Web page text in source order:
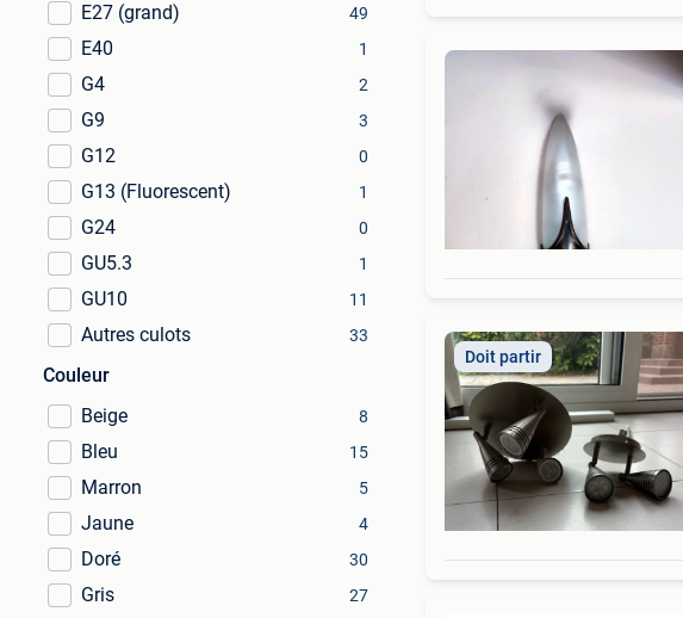
E27 (grand) 49
E40 1
G4 2
G9 3
G12 0
G13 (Fluorescent) 1
G24 0
GU5.3 1
GU10 11
Autres culots 33
Couleur
Beige
8
Bleu 15
Marron 5
Jaune 4
Doré 30
Gris 27
Doit partir